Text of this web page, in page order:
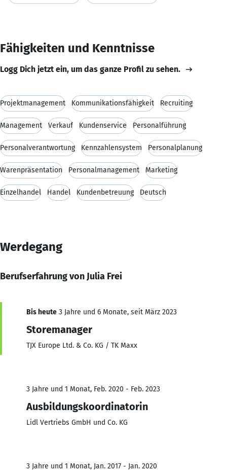
Fähigkeiten und Kenntnisse
Logg Dich jetzt ein, um das ganze Profil zu sehen.
Projektmanagement Kommunikationsfähigkeit Recruiting
Management Verkauf Kundenservice Personalführung
Personalverantwortung Kennzahlensystem Personalplanung
Warenpräsentation Personalmanagement Marketing
Einzelhandel Handel Kundenbetreuung Deutsch
Werdegang
Berufserfahrung von Julia Frei
Bis heute 3 Jahre und 6 Monate, seit März 2023
Storemanager
TJX Europe Ltd. & Co. KG / TK Maxx
3 Jahre und 1 Monat, Feb. 2020 - Feb. 2023
Ausbildungskoordinatorin
Lidl Vertriebs GmbH und Co. KG
3 Jahre und 1 Monat, Jan. 2017 - Jan. 2020